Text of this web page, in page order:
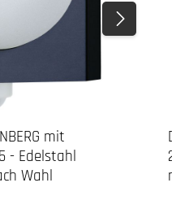
mit
- Edelstahl
Wahl